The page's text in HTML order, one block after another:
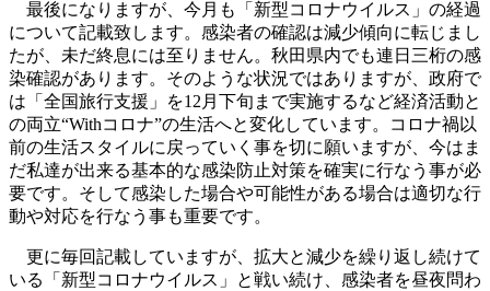
最後になりますが、今月も「新型コロナウイルス」の経過
について記載致します。感染者の確認は減少傾向に転じまし
たが、未だ終息には至りません。秋田県内でも連日三桁の感
染確認があります。そのような状況ではありますが、政府で
は「全国旅行支援」を12月下旬まで実施するなど経済活動と
の両立“Withコロナ”の生活へと変化しています。コロナ禍以
前の生活スタイルに戻っていく事を切に願いますが、今はま
だ私達が出来る基本的な感染防止対策を確実に行なう事が必
要です。そして感染した場合や可能性がある場合は適切な行
動や対応を行なう事も重要です。
更に毎回記載していますが、拡大と減少を繰り返し続けて
いる「新型コロナウイルス」と戦い続け、感染者を昼夜問わ